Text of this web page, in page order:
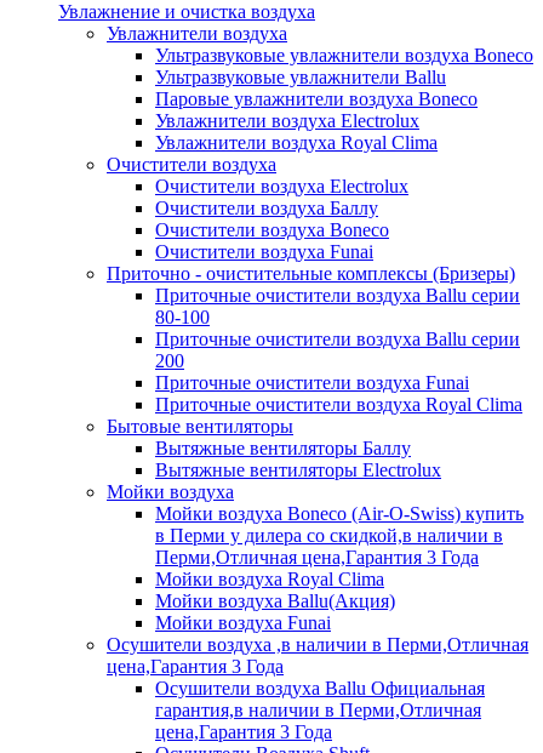
Увлажнение и очистка воздуха
Увлажнители воздуха
Ультразвуковые увлажнители воздуха Boneco
Ультразвуковые увлажнители Ballu
Паровые увлажнители воздуха Boneco
Увлажнители воздуха Electrolux
Увлажнители воздуха Royal Clima
Очистители воздуха
Очистители воздуха Electrolux
Очистители воздуха Баллу
Очистители воздуха Boneco
Очистители воздуха Funai
Приточно - очистительные комплексы (Бризеры)
Приточные очистители воздуха Ballu серии
80-100
Приточные очистители воздуха Ballu серии
200
Приточные очистители воздуха Funai
Приточные очистители воздуха Royal Clima
Бытовые вентиляторы
Вытяжные вентиляторы Баллу
Вытяжные вентиляторы Electrolux
Мойки воздуха
Мойки воздуха Boneco (Air-O-Swiss) купить
в Перми у дилера со скидкой,в наличии в
Перми,Отличная цена,Гарантия 3 Года
Мойки воздуха Royal Clima
Мойки воздуха Ballu(Акция)
Мойки воздуха Funai
Осушители воздуха ,в наличии в Перми,Отличная
цена,Гарантия 3 Года
Осушители воздуха Ballu Официальная
гарантия,в наличии в Перми,Отличная
цена,Гарантия 3 Года